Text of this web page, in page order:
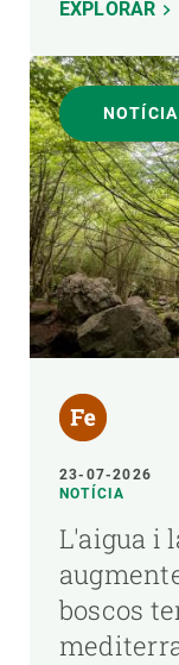
EXPLORAR
NOTÍCIA
23-07-2026
NOTÍCIA
L'aigua i
boscos